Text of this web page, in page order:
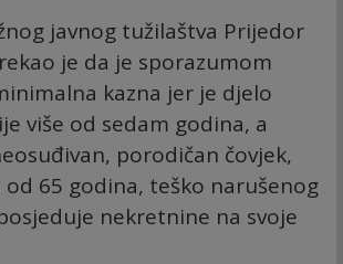
javnog tužilaštva Prijedor
je da je sporazumom
kazna jer je djelo
više od sedam godina, a
porodičan čovjek,
65 godina, teško narušenog
nekretnine na svoje